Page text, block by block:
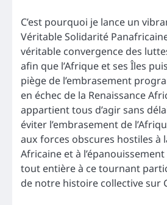
C’est pourquoi je lance un
Véritable Solidarité
véritable convergence des
afin que l’Afrique et ses Îles
piège de l’embrasement
en échec de la Renaissance
appartient tous d’agir sans
éviter l’embrasement de
aux forces obscures hostiles à
Africaine et à
tout entière à ce tournant
de notre histoire collective sur